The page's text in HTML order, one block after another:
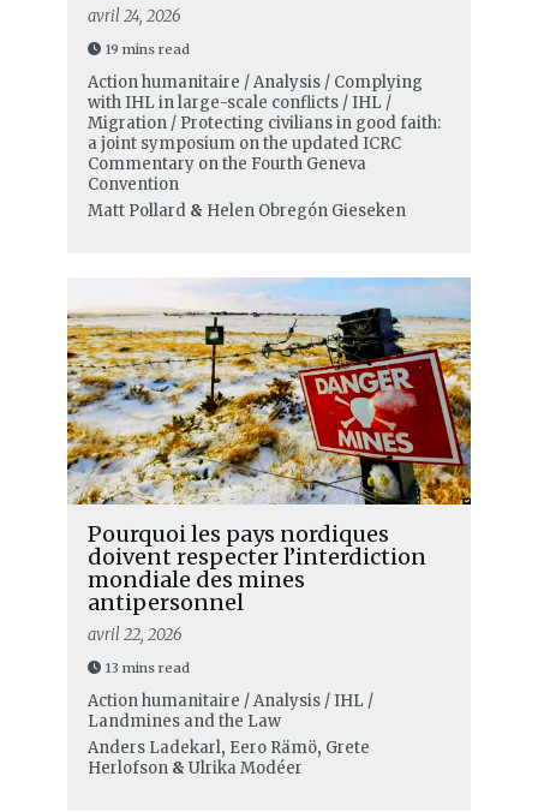
avril 24, 2026
19 mins read
Action humanitaire / Analysis / Complying
with IHL in large-scale conflicts / IHL /
Migration / Protecting civilians in good faith:
a joint symposium on the updated ICRC
Commentary on the Fourth Geneva
Convention
Matt Pollard& Helen Obregón Gieseken
Pourquoi les pays nordiques
doivent respecter l’interdiction
mondiale des mines
antipersonnel
avril 22, 2026
13 mins read
Action humanitaire / Analysis / IHL /
Landmines and the Law
Anders Ladekarl, Eero Rämö, Grete
Herlofson& Ulrika Modéer